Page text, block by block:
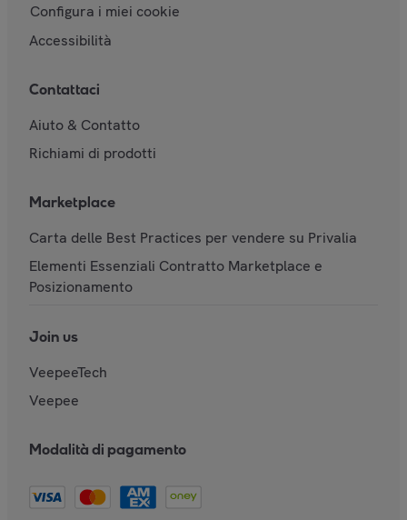
Configura i miei cookie
Accessibilità
Contattaci
Aiuto & Contatto
Richiami di prodotti
Marketplace
Carta delle Best Practices per vendere su Privalia
Elementi Essenziali Contratto Marketplace e
Posizionamento
Join us
VeepeeTech
Veepee
Modalità di pagamento